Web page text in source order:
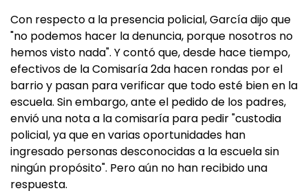
Con respecto a la presencia policial, García dijo que
"no podemos hacer la denuncia, porque nosotros no
hemos visto nada". Y contó que, desde hace tiempo,
efectivos de la Comisaría 2da hacen rondas por el
barrio y pasan para verificar que todo esté bien en la
escuela. Sin embargo, ante el pedido de los padres,
envió una nota a la comisaría para pedir "custodia
policial, ya que en varias oportunidades han
ingresado personas desconocidas a la escuela sin
ningún propósito". Pero aún no han recibido una
respuesta.